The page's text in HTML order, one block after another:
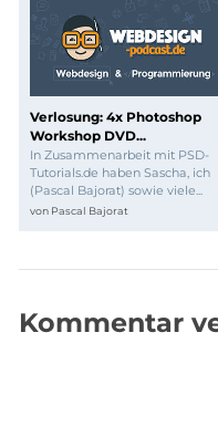
Verlosung: 4x Photoshop
Workshop DVD...
In Zusammenarbeit mit PSD-
Tutorials.de haben Sascha, ich
(Pascal Bajorat) sowie viele...
von Pascal Bajorat
Kommentar